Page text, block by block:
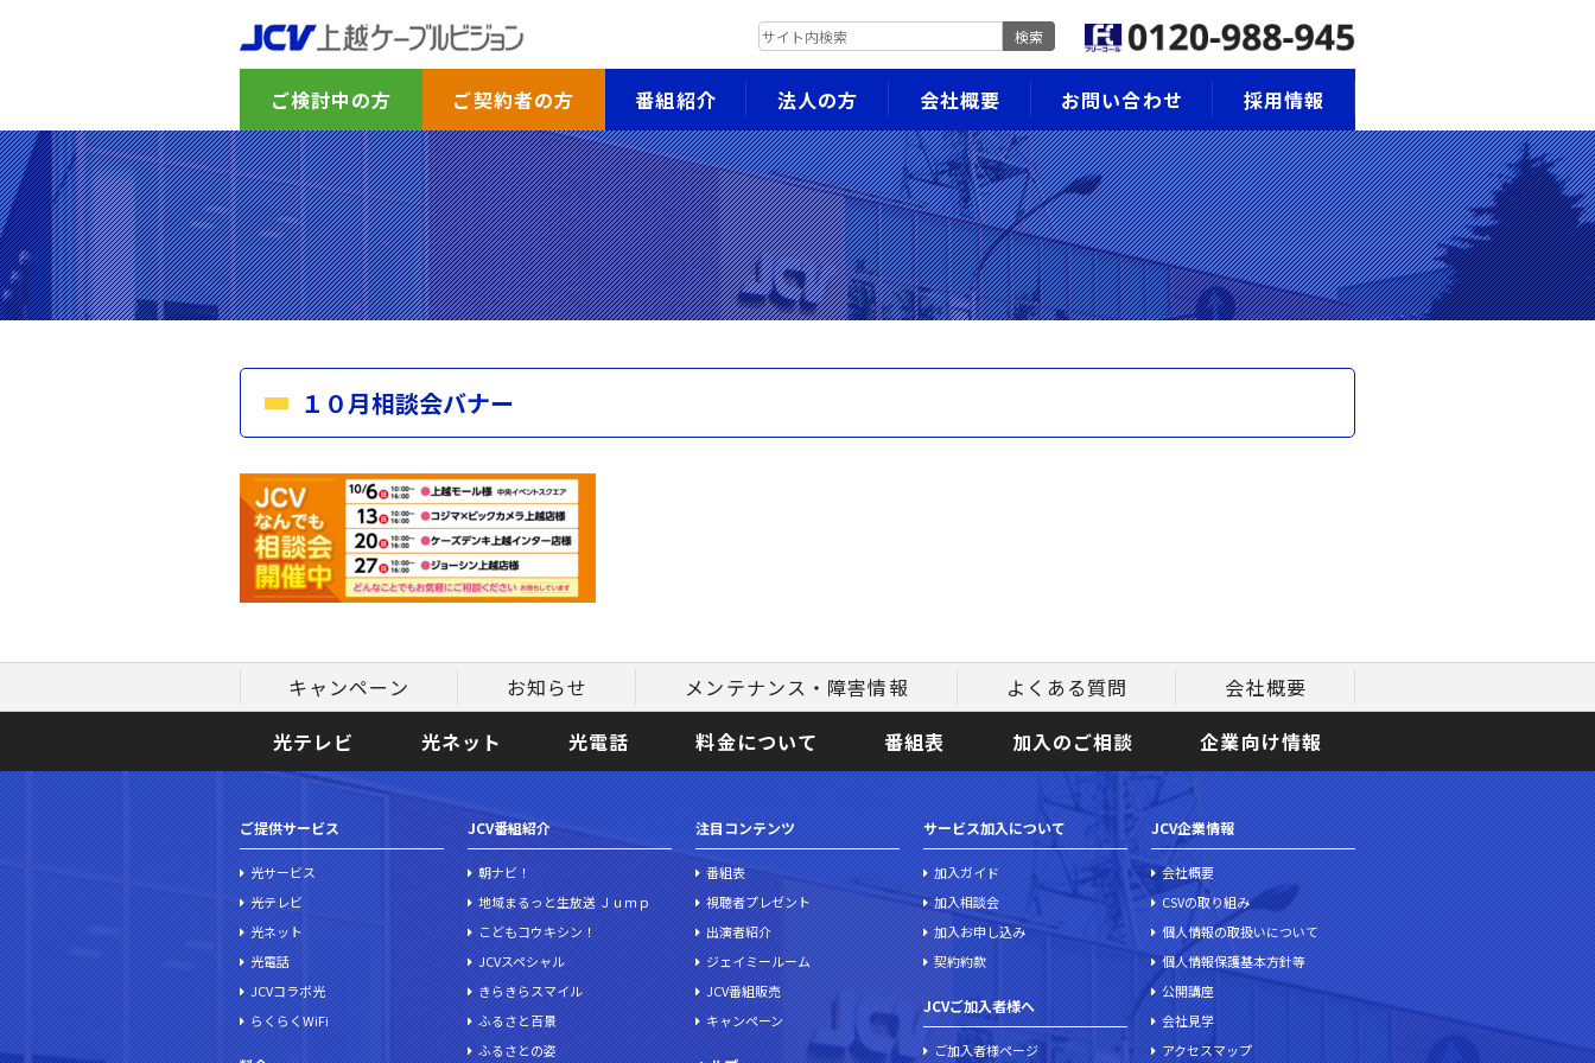
検索
ご検討中の方 ご契約者の方 番組紹介 法人の方 会社概要 お問い合わせ 採用情報
１０月相談会バナー
キャンペーン お知らせ メンテナンス・障害情報 よくある質問
会社概要
光テレビ
光ネット 光電話 料金について 番組表 加入のご相談 企業向け情報
ご提供サービス
光サービス
光テレビ
光ネット
光電話
JCVコラボ光
らくらくWiFi
JCV番組紹介
朝ナビ！
地域まるっと生放送 Ｊｕｍｐ
こどもコウキシン！
JCVスペシャル
きらきらスマイル
ふるさと百景
ふるさとの姿
注目コンテンツ
番組表
視聴者プレゼント
出演者紹介
ジェイミールーム
JCV番組販売
キャンペーン
サービス加入について
加入ガイド
加入相談会
加入お申し込み
契約約款
JCVご加入者様へ
ご加入者様ページ
JCV企業情報
会社概要
CSVの取り組み
個人情報の取扱いについて
個人情報保護基本方針等
公開講座
会社見学
アクセスマップ